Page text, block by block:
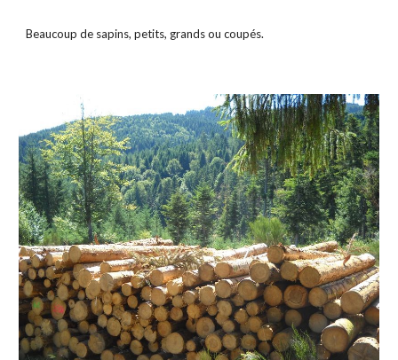
Beaucoup de sapins, petits, grands ou coupés.